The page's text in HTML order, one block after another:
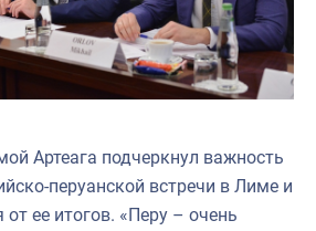
Артеага подчеркнул важность
перуанской встречи в Лиме и
ее итогов. «Перу – очень